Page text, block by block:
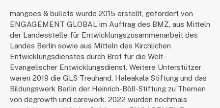
mangoes & bullets wurde 2015 erstellt, gefördert von
ENGAGEMENT GLOBAL im Auftrag des BMZ, aus Mitteln
der Landesstelle für Entwicklungszusammenarbeit des
Landes Berlin sowie aus Mitteln des Kirchlichen
Entwicklungsdienstes durch Brot für die Welt -
Evangelischer Entwicklungsdienst. Weitere Unterstützer
waren 2019 die GLS Treuhand, Haleakala Stiftung und das
Bildungswerk Berlin der Heinrich-Böll-Stiftung zu Themen
von degrowth und carework. 2022 wurden nochmals